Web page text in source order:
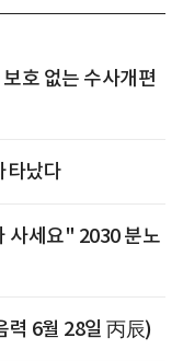
호 없는 수사개편
타났다
사세요" 2030 분노
력 6월 28일 丙辰)